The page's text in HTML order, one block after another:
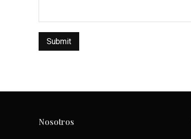
Nosotros